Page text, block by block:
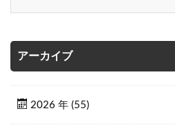
アーカイブ
2026 年 (55)